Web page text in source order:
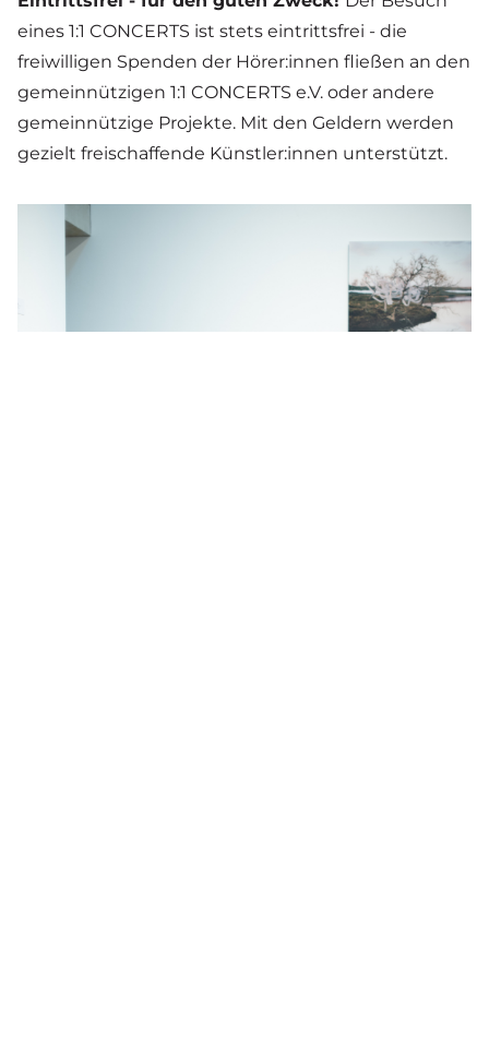
eines 1:1 CONCERTS ist stets eintrittsfrei - die
freiwilligen Spenden der Hörer:innen fließen an den
gemeinnützigen 1:1 CONCERTS e.V. oder andere
gemeinnützige Projekte. Mit den Geldern werden
gezielt freischaffende Künstler:innen unterstützt.